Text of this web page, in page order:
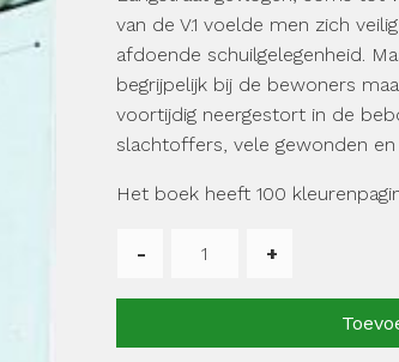
van de V.1 voelde men zich
afdoende schuilgelegenheid.
begrijpelijk bij de bewoners
voortijdig neergestort in de
slachtoffers, vele gewonden
Het boek heeft 100
Angst